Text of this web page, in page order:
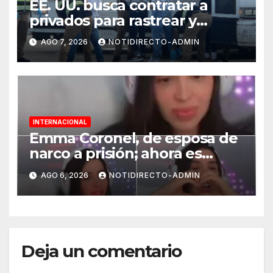
EE. UU. busca contratar a
privados para rastrear y
cobrar multas a migrantes
deportados en México y
Centroamérica
AGO 7, 2026 NOTIDIRECTO-ADMIN
INTERNACIONAL
Emma Coronel, de esposa de
narco a prisión; ahora es
tiktoker
AGO 6, 2026 NOTIDIRECTO-ADMIN
Deja un comentario